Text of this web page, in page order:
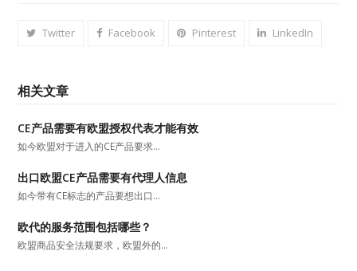
Twitter Facebook Pinterest LinkedIn
相关文章
CE产品需要有欧盟授权代表才能有效
如今欧盟对于进入的CE产品要求…
出口欧盟CE产品需要有代理人信息
如今带有CE标志的产品要想出口…
欧代的服务范围包括哪些？
欧盟商品安全法规要求，欧盟外的…